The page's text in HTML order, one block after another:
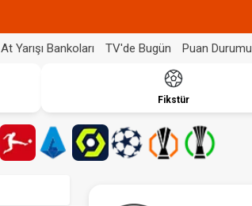
At Yarışı Bankoları TV'de Bugün Puan Durumu
Fikstür